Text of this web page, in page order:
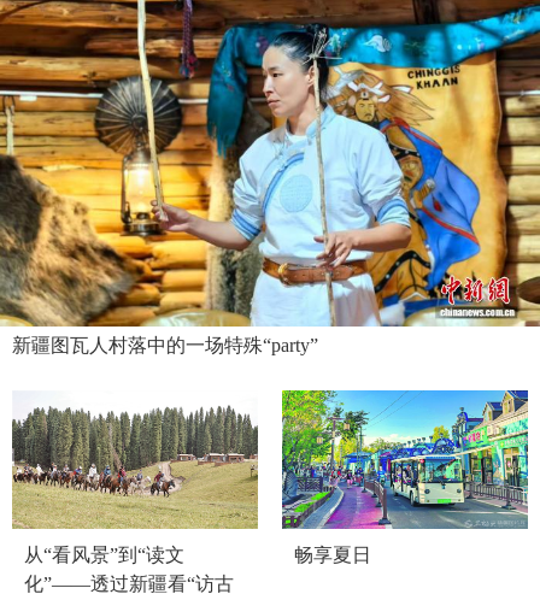
新疆图瓦人村落中的一场特殊“party”
从“看风景”到“读文
化”——透过新疆看“访古
畅享夏日